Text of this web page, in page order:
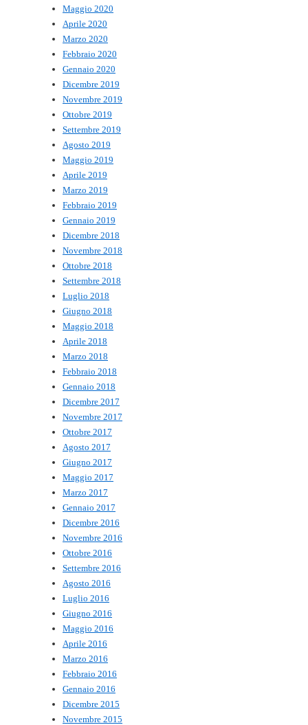
Maggio 2020
Aprile 2020
Marzo 2020
Febbraio 2020
Gennaio 2020
Dicembre 2019
Novembre 2019
Ottobre 2019
Settembre 2019
Agosto 2019
Maggio 2019
Aprile 2019
Marzo 2019
Febbraio 2019
Gennaio 2019
Dicembre 2018
Novembre 2018
Ottobre 2018
Settembre 2018
Luglio 2018
Giugno 2018
Maggio 2018
Aprile 2018
Marzo 2018
Febbraio 2018
Gennaio 2018
Dicembre 2017
Novembre 2017
Ottobre 2017
Agosto 2017
Giugno 2017
Maggio 2017
Marzo 2017
Gennaio 2017
Dicembre 2016
Novembre 2016
Ottobre 2016
Settembre 2016
Agosto 2016
Luglio 2016
Giugno 2016
Maggio 2016
Aprile 2016
Marzo 2016
Febbraio 2016
Gennaio 2016
Dicembre 2015
Novembre 2015